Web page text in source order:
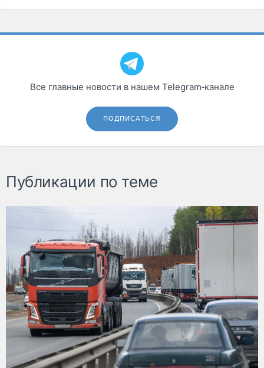
Все главные новости в нашем Telegram‑канале
ПОДПИСАТЬСЯ
Публикации по теме